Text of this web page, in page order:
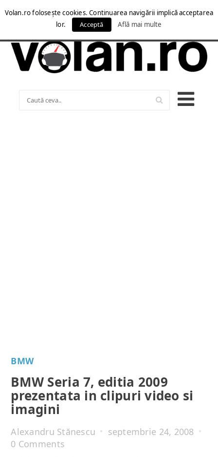
BMW
BMW Seria 7, editia 2009
prezentata in clipuri video si
imagini
Alexandru Stănescu
septembrie 24, 2008
0 Comments
Volan.ro folosește cookies. Continuarea navigării implică acceptarea
lor.
Acceptă Află mai multe